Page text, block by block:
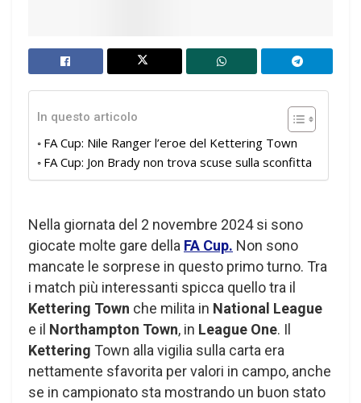
In questo articolo
FA Cup: Nile Ranger l’eroe del Kettering Town
FA Cup: Jon Brady non trova scuse sulla sconfitta
Nella giornata del 2 novembre 2024 si sono
giocate molte gare della FA Cup. Non sono
mancate le sorprese in questo primo turno. Tra
i match più interessanti spicca quello tra il
Kettering Town che milita in National League
e il Northampton Town, in League One. Il
Kettering Town alla vigilia sulla carta era
nettamente sfavorita per valori in campo, anche
se in campionato sta mostrando un buon stato